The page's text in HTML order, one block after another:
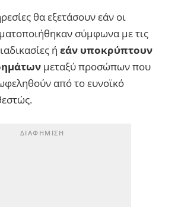
θα εξετάσουν εάν οι
σύμφωνα με τις
ή εάν υποκρύπτουν
μεταξύ προσώπων που
από το ευνοϊκό